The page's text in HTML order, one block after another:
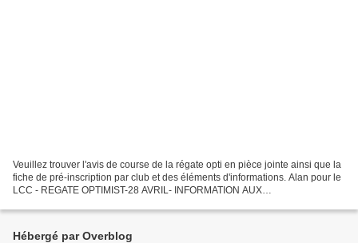
Veuillez trouver l'avis de course de la régate opti en pièce jointe ainsi que la
fiche de pré-inscription par club et des éléments d'informations. Alan pour le
LCC - REGATE OPTIMIST-28 AVRIL- INFORMATION AUX
Hébergé par Overblog